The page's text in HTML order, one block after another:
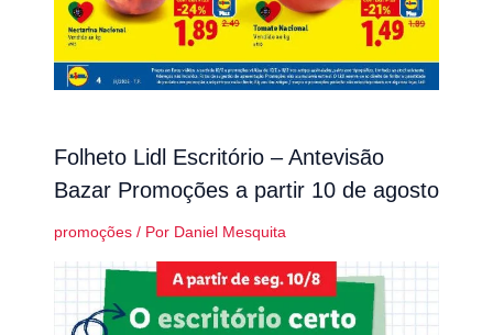
Folheto Lidl Escritório – Antevisão
Bazar Promoções a partir 10 de agosto
promoções/ Por Daniel Mesquita